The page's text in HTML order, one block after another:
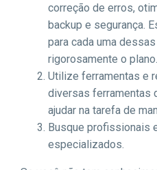
correção de erros,
backup e segurança.
para cada uma
rigorosamente o plano.
Utilize ferramentas e
diversas ferramentas
ajudar na tarefa de
Busque profissionais
especializados.